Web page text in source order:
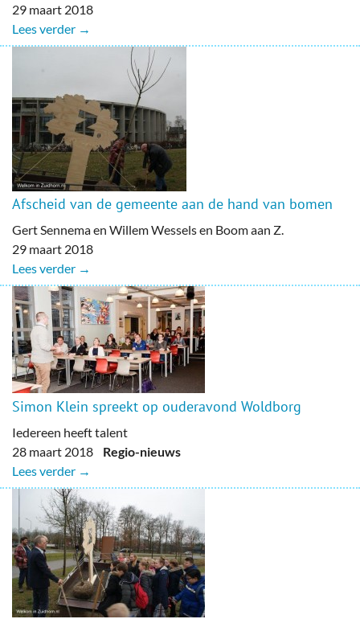
29 maart 2018
Lees verder →
Afscheid van de gemeente aan de hand van bomen
Gert Sennema en Willem Wessels en Boom aan Z.
29 maart 2018
Lees verder →
Simon Klein spreekt op ouderavond Woldborg
Iedereen heeft talent
28 maart 2018 Regio-nieuws
Lees verder →